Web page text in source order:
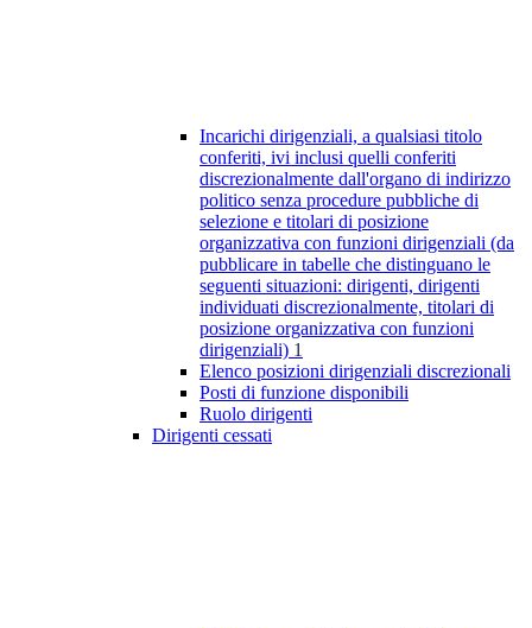
Incarichi dirigenziali, a qualsiasi titolo
conferiti, ivi inclusi quelli conferiti
discrezionalmente dall'organo di indirizzo
politico senza procedure pubbliche di
selezione e titolari di posizione
organizzativa con funzioni dirigenziali (da
pubblicare in tabelle che distinguano le
seguenti situazioni: dirigenti, dirigenti
individuati discrezionalmente, titolari di
posizione organizzativa con funzioni
dirigenziali) 1
Elenco posizioni dirigenziali discrezionali
Posti di funzione disponibili
Ruolo dirigenti
Dirigenti cessati